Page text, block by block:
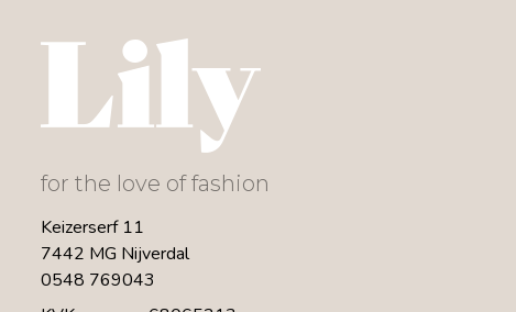
for the love of fashion
Keizerserf 11
7442 MG Nijverdal
0548 769043